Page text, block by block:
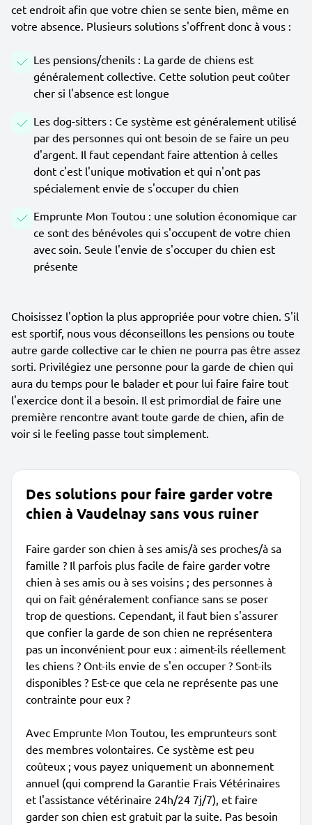
cet endroit afin que votre chien se sente bien, même en
votre absence. Plusieurs solutions s'offrent donc à vous :
Les pensions/chenils : La garde de chiens est
généralement collective. Cette solution peut coûter
cher si l'absence est longue
Les dog-sitters : Ce système est généralement utilisé
par des personnes qui ont besoin de se faire un peu
d'argent. Il faut cependant faire attention à celles
dont c'est l'unique motivation et qui n'ont pas
spécialement envie de s'occuper du chien
Emprunte Mon Toutou : une solution économique car
ce sont des bénévoles qui s'occupent de votre chien
avec soin. Seule l'envie de s'occuper du chien est
présente
Choisissez l'option la plus appropriée pour votre chien. S'il
est sportif, nous vous déconseillons les pensions ou toute
autre garde collective car le chien ne pourra pas être assez
sorti. Privilégiez une personne pour la garde de chien qui
aura du temps pour le balader et pour lui faire faire tout
l'exercice dont il a besoin. Il est primordial de faire une
première rencontre avant toute garde de chien, afin de
voir si le feeling passe tout simplement.
Des solutions pour faire garder votre
chien à Vaudelnay sans vous ruiner
Faire garder son chien à ses amis/à ses proches/à sa
famille ? Il parfois plus facile de faire garder votre
chien à ses amis ou à ses voisins ; des personnes à
qui on fait généralement confiance sans se poser
trop de questions. Cependant, il faut bien s'assurer
que confier la garde de son chien ne représentera
pas un inconvénient pour eux : aiment-ils réellement
les chiens ? Ont-ils envie de s'en occuper ? Sont-ils
disponibles ? Est-ce que cela ne représente pas une
contrainte pour eux ?
Avec Emprunte Mon Toutou, les emprunteurs sont
des membres volontaires. Ce système est peu
coûteux ; vous payez uniquement un abonnement
annuel (qui comprend la Garantie Frais Vétérinaires
et l'assistance vétérinaire 24h/24 7j/7), et faire
garder son chien est gratuit par la suite. Pas besoin